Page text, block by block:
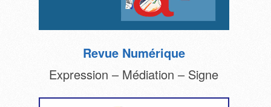
Revue Numérique
Expression – Médiation – Signe